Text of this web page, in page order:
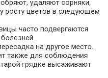
удаляют сорняки,
росту цветов в следующем
часто подвергаются
на другое место.
также для соблюдения
грядке высаживают